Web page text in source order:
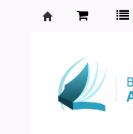
Agamenon
Magalhães